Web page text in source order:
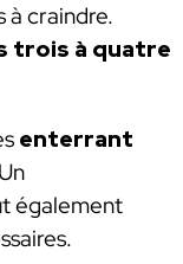
à craindre.
trois à quatre
enterrant
également